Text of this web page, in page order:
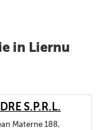
in Liernu
S.P.R.L.
Materne 188,